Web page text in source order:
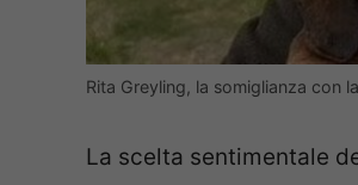
Rita Greyling, la somiglianza con
La scelta sentimentale